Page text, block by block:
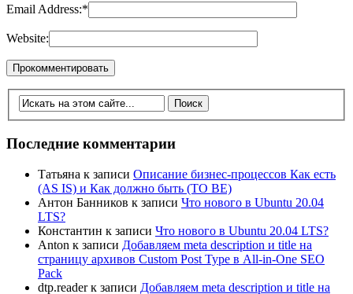
Email Address:*
Website:
Последние комментарии
Татьяна к записи Описание бизнес-процессов Как есть
(AS IS) и Как должно быть (TO BE)
Антон Банников к записи Что нового в Ubuntu 20.04
LTS?
Константин к записи Что нового в Ubuntu 20.04 LTS?
Anton к записи Добавляем meta description и title на
страницу архивов Custom Post Type в All-in-One SEO
Pack
dtp.readerк записи Добавляем meta description и title на